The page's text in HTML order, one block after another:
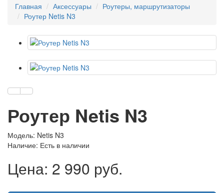
Главная Аксессуары
Роутеры, маршрутизаторы
Роутер Netis N3
Роутер Netis N3
Модель: Netis N3
Наличие: Есть в наличии
Цена: 2 990 руб.